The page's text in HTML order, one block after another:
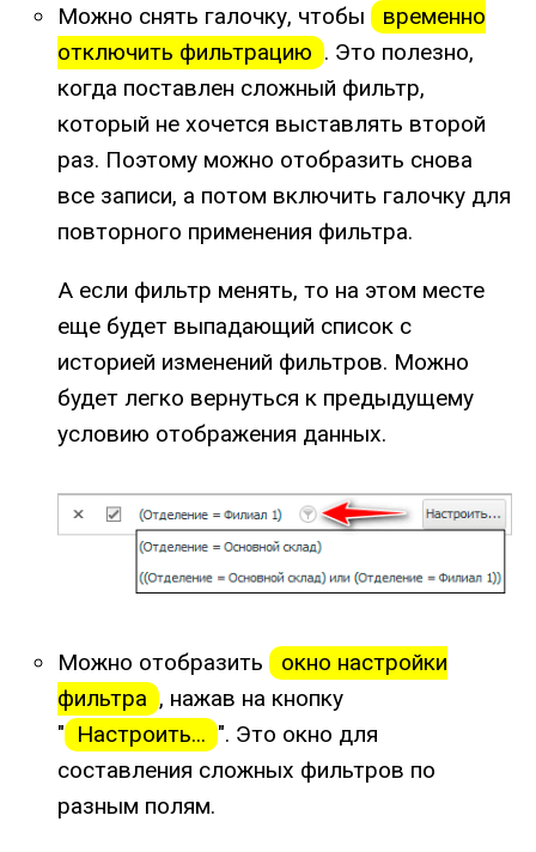
Можно снять галочку, чтобы
временно
отключить фильтрацию . Это полезно,
когда поставлен сложный фильтр,
который не хочется выставлять второй
раз. Поэтому можно отобразить снова
все записи, а потом включить галочку для
повторного применения фильтра.
А если фильтр менять, то на этом месте
еще будет выпадающий список с
историей изменений фильтров. Можно
будет легко вернуться к предыдущему
условию отображения данных.
Можно отобразить
окно настройки
фильтра , нажав на кнопку
" Настроить... ". Это окно для
составления сложных фильтров по
разным полям.